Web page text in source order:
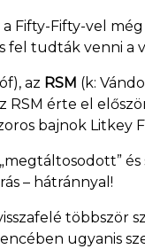
Fifty-vel
fel tudták venni
az RSM (k:
érte el
bajnok Litkey
– hátránnyal!
ugyanis